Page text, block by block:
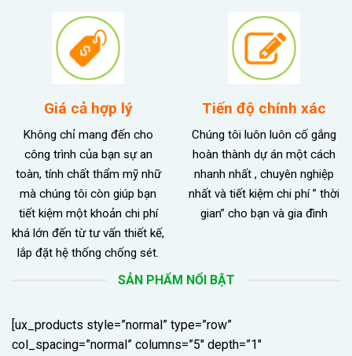
Giá cả hợp lý
Không chỉ mang đến cho
công trình của bạn sự an
toàn, tính chất thẩm mỹ nhữ
mà chúng tôi còn giúp bạn
tiết kiệm một khoản chi phí
khá lớn đến từ tư vấn thiết kế,
lắp đặt hệ thống chống sét.
Tiến độ chính xác
Chúng tôi luôn luôn cố gắng
hoàn thành dự án một cách
nhanh nhất , chuyên nghiệp
nhất và tiết kiệm chi phí ” thời
gian” cho bạn và gia đình
SẢN PHẨM NỔI BẬT
[ux_products style=”normal” type=”row”
col_spacing=”normal” columns=”5″ depth=”1″